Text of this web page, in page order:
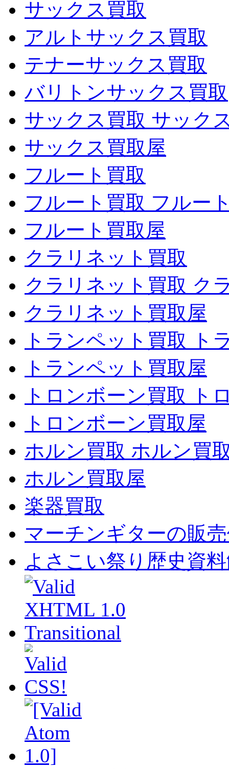
サックス買取
アルトサックス買取
テナーサックス買取
バリトンサックス買取
サックス買取 サック
サックス買取屋
フルート買取
フルート買取 フルー
フルート買取屋
クラリネット買取
クラリネット買取 ク
クラリネット買取屋
トランペット買取 ト
トランペット買取屋
トロンボーン買取 ト
トロンボーン買取屋
ホルン買取 ホルン買
ホルン買取屋
楽器買取
マーチンギターの販
よさこい祭り歴史資